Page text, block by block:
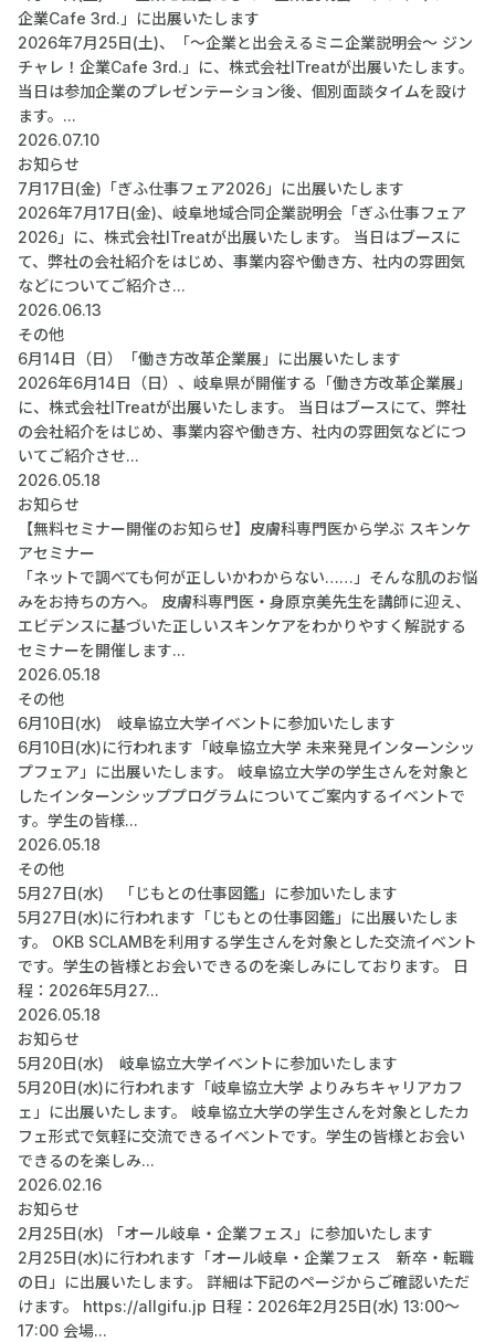
企業Cafe 3rd.」に出展いたします
2026年7月25日(土)、「～企業と出会えるミニ企業説明会～ ジン
チャレ！企業Cafe 3rd.」に、株式会社ITreatが出展いたします。
当日は参加企業のプレゼンテーション後、個別面談タイムを設け
ます。...
2026.07.10
お知らせ
7月17日(金)「ぎふ仕事フェア2026」に出展いたします
2026年7月17日(金)、岐阜地域合同企業説明会「ぎふ仕事フェア
2026」に、株式会社ITreatが出展いたします。 当日はブースに
て、弊社の会社紹介をはじめ、事業内容や働き方、社内の雰囲気
などについてご紹介さ...
2026.06.13
その他
6月14日（日）「働き方改革企業展」に出展いたします
2026年6月14日（日）、岐阜県が開催する「働き方改革企業展」
に、株式会社ITreatが出展いたします。 当日はブースにて、弊社
の会社紹介をはじめ、事業内容や働き方、社内の雰囲気などにつ
いてご紹介させ...
2026.05.18
お知らせ
【無料セミナー開催のお知らせ】皮膚科専門医から学ぶ スキンケ
アセミナー
「ネットで調べても何が正しいかわからない……」そんな肌のお悩
みをお持ちの方へ。 皮膚科専門医・身原京美先生を講師に迎え、
エビデンスに基づいた正しいスキンケアをわかりやすく解説する
セミナーを開催します...
2026.05.18
その他
6月10日(水) 岐阜協立大学イベントに参加いたします
6月10日(水)に行われます「岐阜協立大学 未来発見インターンシッ
プフェア」に出展いたします。 岐阜協立大学の学生さんを対象と
したインターンシッププログラムについてご案内するイベントで
す。学生の皆様...
2026.05.18
その他
5月27日(水) 「じもとの仕事図鑑」に参加いたします
5月27日(水)に行われます「じもとの仕事図鑑」に出展いたしま
す。 OKB SCLAMBを利用する学生さんを対象とした交流イベント
です。学生の皆様とお会いできるのを楽しみにしております。 日
程：2026年5月27...
2026.05.18
お知らせ
5月20日(水) 岐阜協立大学イベントに参加いたします
5月20日(水)に行われます「岐阜協立大学 よりみちキャリアカフ
ェ」に出展いたします。 岐阜協立大学の学生さんを対象としたカ
フェ形式で気軽に交流できるイベントです。学生の皆様とお会い
できるのを楽しみ...
2026.02.16
お知らせ
2月25日(水) 「オール岐阜・企業フェス」に参加いたします
2月25日(水)に行われます「オール岐阜・企業フェス 新卒・転職
の日」に出展いたします。 詳細は下記のページからご確認いただ
けます。 https://allgifu.jp 日程：2026年2月25日(水) 13:00～
17:00 会場...